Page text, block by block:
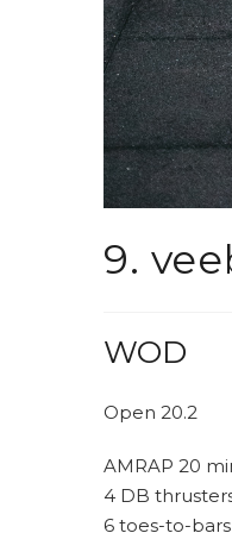
9.
WOD
Open 20.2
AMRAP 20
4 DB
6 toes-to-bars